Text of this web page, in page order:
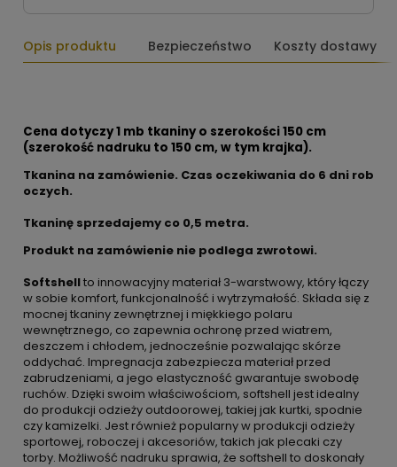
Opis produktu Bezpieczeństwo Koszty dostawy
Cena dotyczy 1 mb tkaniny o szerokości 150 cm
(szerokość nadruku to 150 cm, w tym krajka).
Tkanina na zamówienie. Czas oczekiwania do 6 dni rob
oczych.
Tkaninę sprzedajemy co 0,5 metra.
Produkt na zamówienie nie podlega zwrotowi.
Softshellto innowacyjny materiał 3-warstwowy, który łączy
w sobie komfort, funkcjonalność i wytrzymałość. Składa się z
mocnej tkaniny zewnętrznej i miękkiego polaru
wewnętrznego, co zapewnia ochronę przed wiatrem,
deszczem i chłodem, jednocześnie pozwalając skórze
oddychać. Impregnacja zabezpiecza materiał przed
zabrudzeniami, a jego elastyczność gwarantuje swobodę
ruchów. Dzięki swoim właściwościom, softshell jest idealny
do produkcji odzieży outdoorowej, takiej jak kurtki, spodnie
czy kamizelki. Jest również popularny w produkcji odzieży
sportowej, roboczej i akcesoriów, takich jak plecaki czy
torby. Możliwość nadruku sprawia, że softshell to doskonały